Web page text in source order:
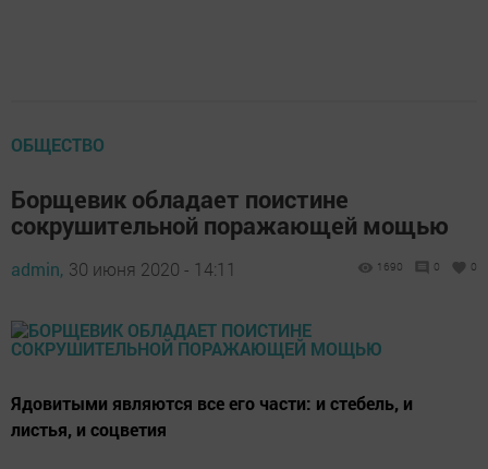
ОБЩЕСТВО
Борщевик обладает поистине
сокрушительной поражающей мощью
admin, 30 июня 2020 - 14:11 1690 0 0
Ядовитыми являются все его части: и стебель, и
листья, и соцветия